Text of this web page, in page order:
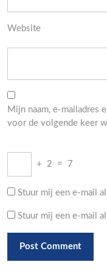
Website
Mijn naam, e-mailadres
voor de volgende keer
+ 2 = 7
Stuur mij een e-mail
Stuur mij een e-mail